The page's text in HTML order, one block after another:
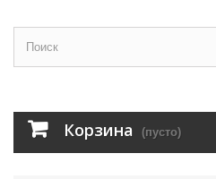
Корзина (пусто)